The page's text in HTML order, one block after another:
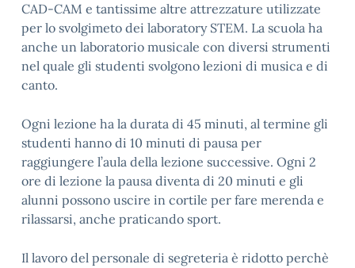
CAD-CAM e tantissime altre attrezzature utilizzate
per lo svolgimeto dei laboratory STEM. La scuola ha
anche un laboratorio musicale con diversi strumenti
nel quale gli studenti svolgono lezioni di musica e di
canto.
Ogni lezione ha la durata di 45 minuti, al termine gli
studenti hanno di 10 minuti di pausa per
raggiungere l’aula della lezione successive. Ogni 2
ore di lezione la pausa diventa di 20 minuti e gli
alunni possono uscire in cortile per fare merenda e
rilassarsi, anche praticando sport.
Il lavoro del personale di segreteria è ridotto perchè